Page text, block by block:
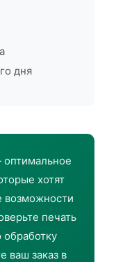
дня
оптимальное
хотят
возможности
печать
ваш заказ в